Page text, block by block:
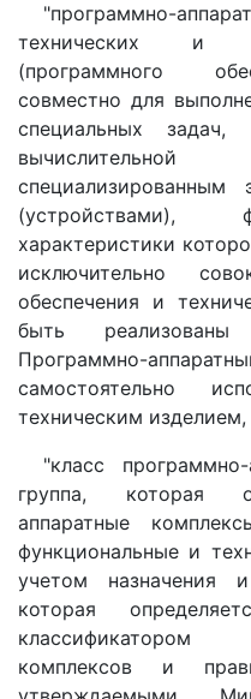
"программно-
технических и
(программного
совместно для
специальных задач,
специализированным
(устройствами),
характеристики
исключительно
обеспечения и
быть
Программно-
самостоятельно
техническим
"класс
группа, которая
аппаратные
функциональные и
учетом назначения
которая
классификатором
комплексов и